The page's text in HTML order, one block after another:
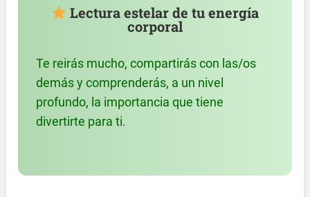
Lectura estelar de tu energía
corporal
Te reirás mucho, compartirás con las/os
demás y comprenderás, a un nivel
profundo, la importancia que tiene
divertirte para ti.